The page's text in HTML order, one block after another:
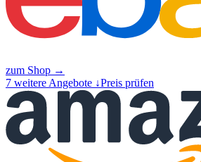
zum Shop →
7 weitere Angebote ↓Preis prüfen